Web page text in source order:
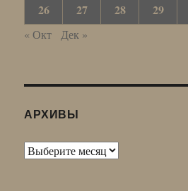
26
27 28 29
« Окт Дек »
АРХИВЫ
Архивы